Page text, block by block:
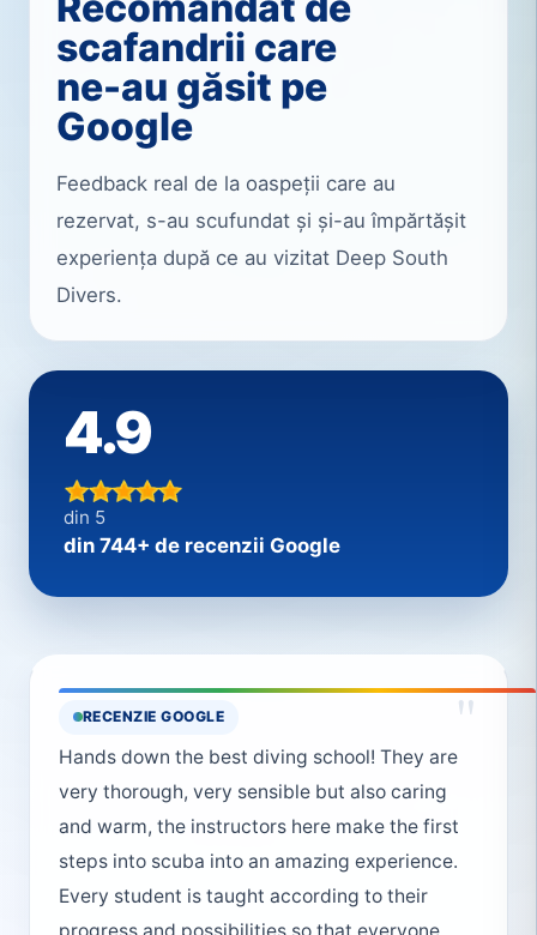
scafandrii care
ne-au găsit pe
Google
Feedback real de la oaspeții care au
rezervat, s-au scufundat și și-au împărtășit
experiența după ce au vizitat Deep South
Divers.
4.9
din 5
din 744+ de recenzii Google
RECENZIE GOOGLE "
Hands down the best diving school! They are
very thorough, very sensible but also caring
and warm, the instructors here make the first
steps into scuba into an amazing experience.
Every student is taught according to their